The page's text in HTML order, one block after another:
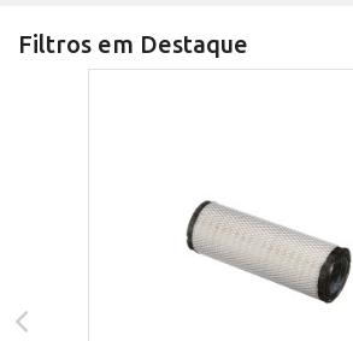
Filtros em Destaque